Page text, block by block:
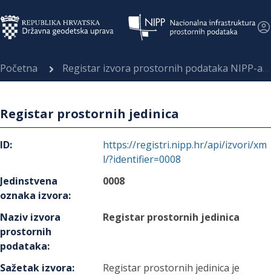
Početna Registar izvora prostornih podataka NIPP-a
Registar prostornih jedinica
ID:
https://registri.nipp.hr/api/izvori/xm
l/?identifier=0008
Jedinstvena
oznaka izvora:
0008
Naziv izvora
prostornih
podataka:
Registar prostornih jedinica
Sažetak izvora:
Registar prostornih jedinica je